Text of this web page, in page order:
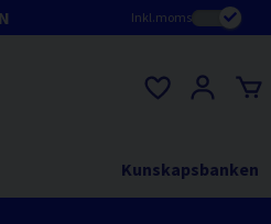
Inkl.moms
Kunskapsbanken